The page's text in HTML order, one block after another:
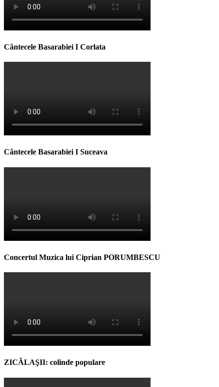
Cântecele Basarabiei I Corlata
Cântecele Basarabiei I Suceava
Concertul Muzica lui Ciprian PORUMBESCU
ZICĂLAŞII: colinde populare